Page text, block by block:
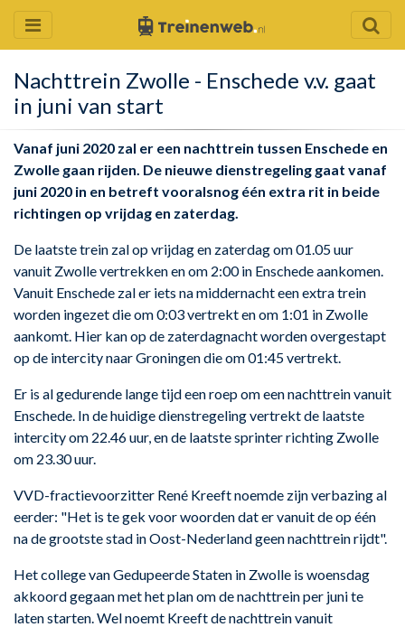
Nachttrein Zwolle - Enschede v.v. gaat
in juni van start
Vanaf juni 2020 zal er een nachttrein tussen Enschede en
Zwolle gaan rijden. De nieuwe dienstregeling gaat vanaf
juni 2020 in en betreft vooralsnog één extra rit in beide
richtingen op vrijdag en zaterdag.
De laatste trein zal op vrijdag en zaterdag om 01.05 uur
vanuit Zwolle vertrekken en om 2:00 in Enschede aankomen.
Vanuit Enschede zal er iets na middernacht een extra trein
worden ingezet die om 0:03 vertrekt en om 1:01 in Zwolle
aankomt. Hier kan op de zaterdagnacht worden overgestapt
op de intercity naar Groningen die om 01:45 vertrekt.
Er is al gedurende lange tijd een roep om een nachttrein vanuit
Enschede. In de huidige dienstregeling vertrekt de laatste
intercity om 22.46 uur, en de laatste sprinter richting Zwolle
om 23.30 uur.
VVD-fractievoorzitter René Kreeft noemde zijn verbazing al
eerder: "Het is te gek voor woorden dat er vanuit de op één
na de grootste stad in Oost-Nederland geen nachttrein rijdt".
Het college van Gedupeerde Staten in Zwolle is woensdag
akkoord gegaan met het plan om de nachttrein per juni te
laten starten. Wel noemt Kreeft de nachttrein vanuit